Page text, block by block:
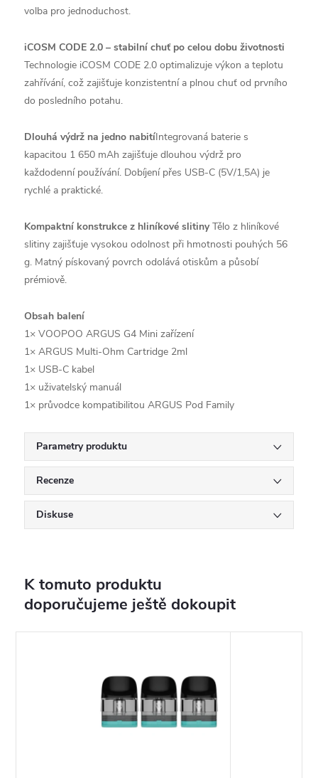
volba pro jednoduchost.
iCOSM CODE 2.0 – stabilní chuť po celou dobu životnosti
Technologie iCOSM CODE 2.0 optimalizuje výkon a teplotu
zahřívání, což zajišťuje konzistentní a plnou chuť od prvního
do posledního potahu.
Dlouhá výdrž na jedno nabitíIntegrovaná baterie s
kapacitou 1 650 mAh zajišťuje dlouhou výdrž pro
každodenní používání. Dobíjení přes USB-C (5V/1,5A) je
rychlé a praktické.
Kompaktní konstrukce z hliníkové slitinyTělo z hliníkové
slitiny zajišťuje vysokou odolnost při hmotnosti pouhých 56
g. Matný pískovaný povrch odolává otiskům a působí
prémiově.
Obsah balení
1× VOOPOO ARGUS G4 Mini zařízení
1× ARGUS Multi-Ohm Cartridge 2ml
1× USB-C kabel
1× uživatelský manuál
1× průvodce kompatibilitou ARGUS Pod Family
Parametry produktu
Recenze
Diskuse
K tomuto produktu
doporučujeme ještě dokoupit